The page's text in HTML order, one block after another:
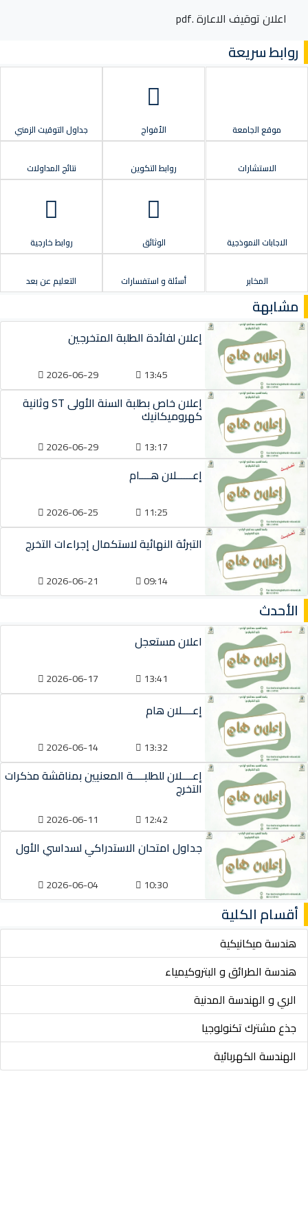
اعلان توقيف الاعارة .pdf
روابط سريعة
موقع الجامعة الأفواج جداول التوقيت الزمني
الاستشارات روابط التكوين نتائج المداولات
الاجابات النموذجية الوثائق روابط خارجية
المخابر أسئلة و استفسارات التعليم عن بعد
مشابهة
إعلان لفائدة الطلبة المتخرجين
13:45
2026-06-29
إعلان خاص بطلبة السنة الأولى ST وثانية
كهروميكانيك
13:17
2026-06-29
إعــــــلان هــــام
11:25
2026-06-25
التبرئة النهائية لاستكمال إجراءات التخرج
09:14
2026-06-21
الأحدث
اعلان مستعجل
13:41
2026-06-17
إعــــلان هام
13:32
2026-06-14
إعــــلان للطلبــــة المعنيين بمناقشة مذكرات
التخرج
12:42
2026-06-11
جداول امتحان الاستدراكي لسداسي الأول
10:30
2026-06-04
أقسام الكلية
هندسة ميكانيكية
هندسة الطرائق و البتروكيمياء
الري و الهندسة المدنية
جذع مشترك تكنولوجيا
الهندسة الكهربائية